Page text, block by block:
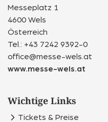
Messeplatz 1
4600 Wels
Österreich
Tel.: +43 7242 9392-0
office@messe-wels.at
www.messe-wels.at
Wichtige Links
Tickets & Preise